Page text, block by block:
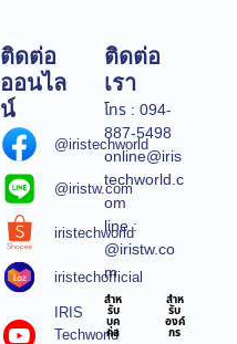
ติดต่อ
ออนไล
น์
@iristechworld
@iristw.com
iristechworld
iristechofficial
IRIS
Techworld
ติดต่อ
เรา
โทร : 094-
887-5498
online@iris
techworld.c
om
line :
@iristw.co
m
สำห
รับ
บุค
คล
สำห
รับ
องค์
กร